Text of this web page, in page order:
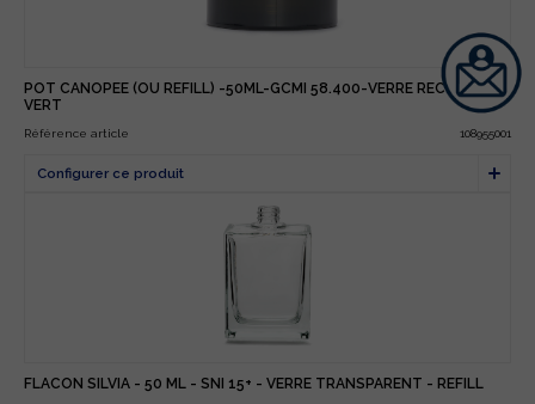
POT CANOPEE (OU REFILL) -50ML-GCMI 58.400-VERRE RECYCLE
VERT
Référence article 108955001
FLACON SILVIA - 50 ML - SNI 15+ - VERRE TRANSPARENT - REFILL